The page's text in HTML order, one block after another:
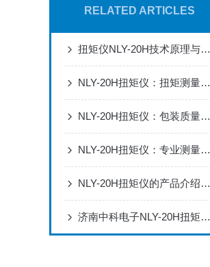
RELATED ARTICLES
扭矩仪NLY-20H技术原理与性能解析
NLY-20H扭矩仪：扭矩测量的精度与可靠性解决方案
NLY-20H扭矩仪：包装质量控制的核心测量工具
NLY-20H扭矩仪：专业测量与质量控制的精密工具
NLY-20H扭矩仪的产品介绍与技术特点
济南中科电子NLY-20H扭矩仪的特点